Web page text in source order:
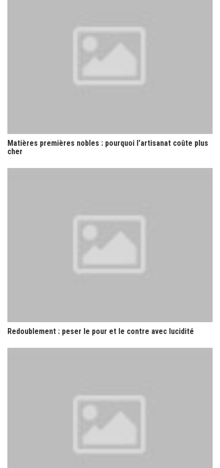
Matières premières nobles : pourquoi l’artisanat coûte plus
cher
Redoublement : peser le pour et le contre avec lucidité